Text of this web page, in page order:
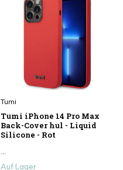
Tumi
Tumi iPhone 14 Pro Max
Back-Cover hul - Liquid
Silicone - Rot
Auf Lager